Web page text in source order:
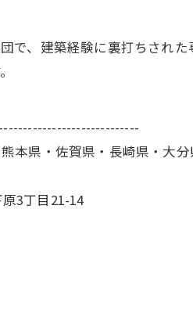
で、建築経験に裏打ちされ
本県・佐賀県・長崎県・大
3丁目21-14